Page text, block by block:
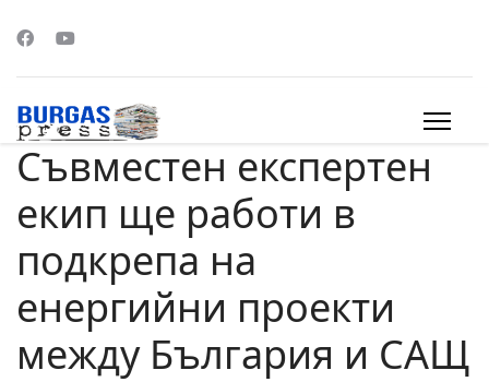
Съвместен експертен
екип ще работи в
подкрепа на
енергийни проекти
между България и САЩ